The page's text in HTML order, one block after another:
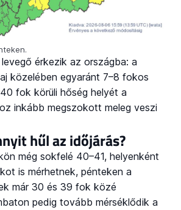
érkezik az országba: a
közelében egyaránt 7–8 fokos
fok körüli hőség helyét a
inkább megszokott meleg veszi
hűl az időjárás?
még sokfelé 40–41, helyenként
is mérhetnek, pénteken a
már 30 és 39 fok közé
pedig tovább mérséklődik a